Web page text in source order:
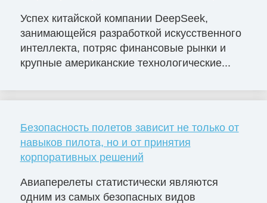
Успех китайской компании DeepSeek,
занимающейся разработкой искусственного
интеллекта, потряс финансовые рынки и
крупные американские технологические...
Безопасность полетов зависит не только от
навыков пилота, но и от принятия
корпоративных решений
Авиаперелеты статистически являются
одним из самых безопасных видов